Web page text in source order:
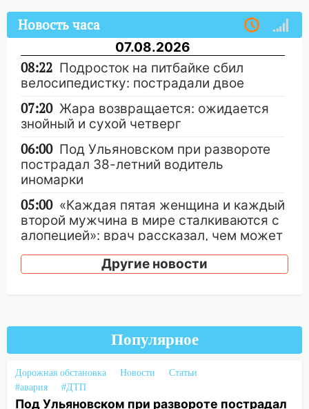
Новость часа
07.08.2026
08:22 Подросток на питбайке сбил
велосипедистку: пострадали двое
07:20 Жара возвращается: ожидается
знойный и сухой четверг
06:00 Под Ульяновском при развороте
пострадал 38-летний водитель
иномарки
05:00 «Каждая пятая женщина и каждый
второй мужчина в мире сталкиваются с
алопецией»: врач рассказал, чем может
быть вызвано облысение и как с этим
06.08.2026
23:20 Прогноз погоды на 7 августа в
Ульяновской области
Другие новости
Популярное
Дорожная обстановка Новости
Статьи
#авария
#ДТП
Под Ульяновском при развороте пострадал